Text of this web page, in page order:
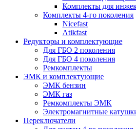
Комплекты для
Комплекты 4-го поколения
Nicefast
Atikfast
Редукторы и комплектующие
Для ГБО 2 поколения
Для ГБО 4 поколения
Ремкомплекты
ЭМК и комплектующие
ЭМК бензин
ЭМК газ
Ремкомплекты ЭМК
Электромагнитные
Переключатели